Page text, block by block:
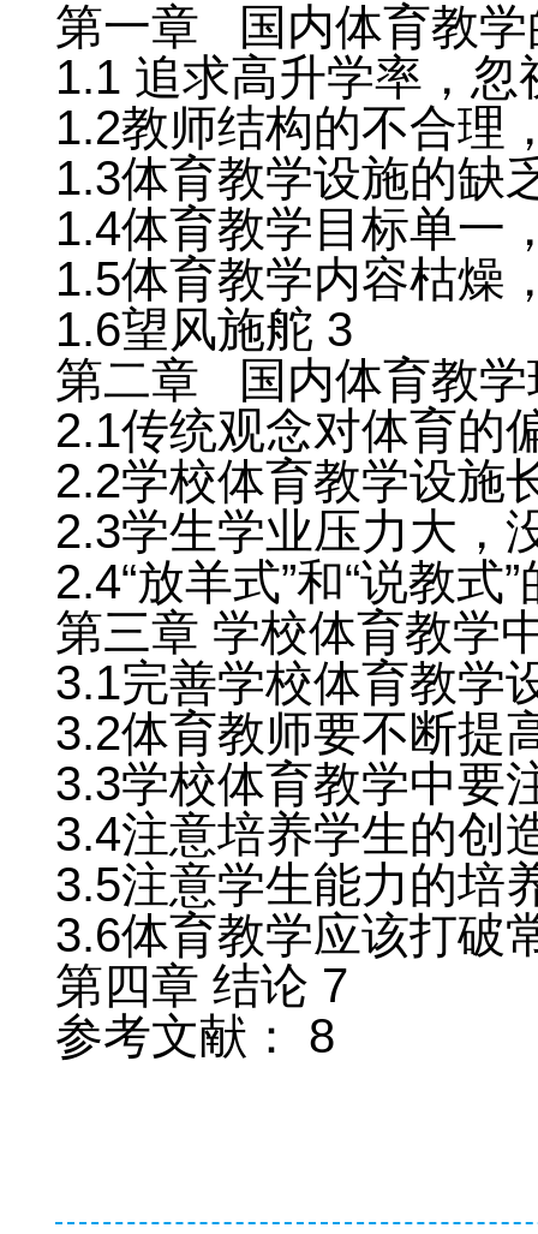
第一章 国内体育教学
1.1 追求高升学率，忽
1.2教师结构的不合理
1.3体育教学设施的缺
1.4体育教学目标单一
1.5体育教学内容枯燥
1.6望风施舵 3
第二章 国内体育教学
2.1传统观念对体育的
2.2学校体育教学设施
2.3学生学业压力大，
2.4“放羊式”和“说教式
第三章 学校体育教学
3.1完善学校体育教学
3.2体育教师要不断提
3.3学校体育教学中要
3.4注意培养学生的创
3.5注意学生能力的培
3.6体育教学应该打破
第四章 结论 7
参考文献： 8